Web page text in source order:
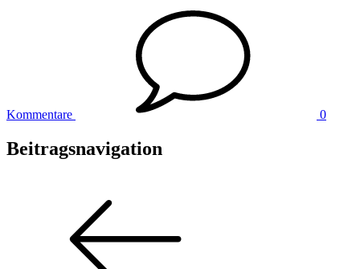
Kommentare 0
Beitragsnavigation